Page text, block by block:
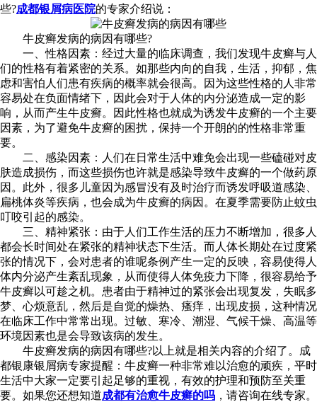
些?成都银屑病医院的专家介绍说：
牛皮癣发病的病因有哪些?
一、性格因素：经过大量的临床调查，我们发现牛皮癣与人
们的性格有着紧密的关系。如那些内向的自我，生活，抑郁，焦
虑和害怕人们患有疾病的概率就会很高。因为这些性格的人非常
容易处在负面情绪下，因此会对于人体的内分泌造成一定的影
响，从而产生牛皮癣。因此性格也就成为诱发牛皮癣的一个主要
因素，为了避免牛皮癣的困扰，保持一个开朗的的性格非常重
要。
二、感染因素：人们在日常生活中难免会出现一些磕碰对皮
肤造成损伤，而这些损伤也许就是感染导致牛皮癣的一个做药原
因。此外，很多儿童因为感冒没有及时治疗而诱发呼吸道感染、
扁桃体炎等疾病，也会成为牛皮癣的病因。在夏季需要防止蚊虫
叮咬引起的感染。
三、精神紧张：由于人们工作生活的压力不断增加，很多人
都会长时间处在紧张的精神状态下生活。而人体长期处在过度紧
张的情况下，会对患者的谁呢条例产生一定的反映，容易使得人
体内分泌产生紊乱现象，从而使得人体免疫力下降，很容易给予
牛皮癣以可趁之机。患者由于精神过的紧张会出现复发，失眠多
梦、心烦意乱，然后是自觉的燥热、瘙痒，出现皮损，这种情况
在临床工作中常常出现。过敏、寒冷、潮湿、气候干燥、高温等
环境因素也是会导致该病的发生。
牛皮癣发病的病因有哪些?以上就是相关内容的介绍了。成
都银康银屑病专家提醒：牛皮癣一种非常难以治愈的顽疾，平时
生活中大家一定要引起足够的重视，有效的护理和预防至关重
要。如果您还想知道成都有治愈牛皮癣的吗 ，请咨询在线专家。